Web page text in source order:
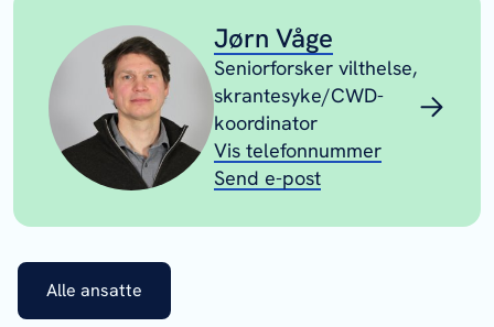
Jørn Våge
Seniorforsker vilthelse,
skrantesyke/CWD-
koordinator
Vis telefonnummer
Send e-post
Alle ansatte